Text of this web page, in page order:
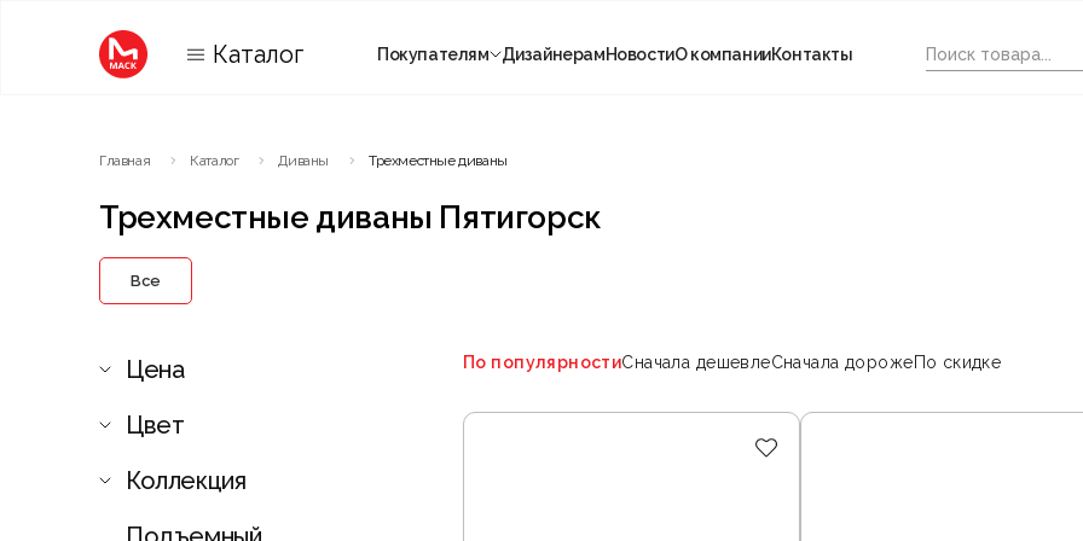
Каталог Покупателям ДизайнерамНовостиО компанииКонтакты
Главная Каталог Диваны Трехместные диваны
Трехместные диваны Пятигорск
Все
Цена
Цвет
Коллекция
По популярностиСначала дешевлеСначала дорожеПо скидке